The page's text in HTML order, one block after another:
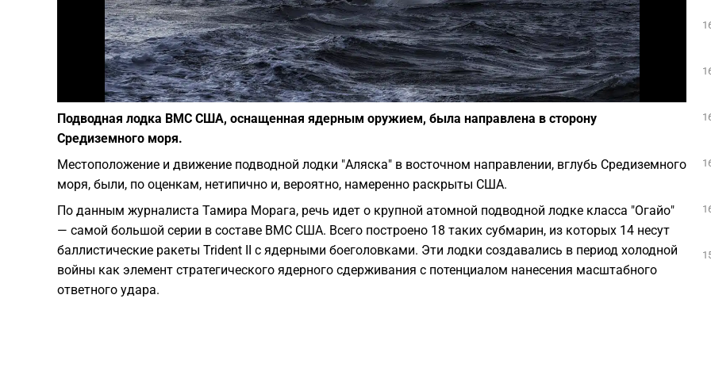
Фото: pixabay.com
Подводная лодка ВМС США, оснащенная ядерным оружием, была направлена в сторону
Средиземного моря.
Местоположение и движение подводной лодки "Аляска" в восточном направлении, вглубь Средиземного
моря, были, по оценкам, нетипично и, вероятно, намеренно раскрыты США.
По данным журналиста Тамира Морага, речь идет о крупной атомной подводной лодке класса "Огайо"
— самой большой серии в составе ВМС США. Всего построено 18 таких субмарин, из которых 14 несут
баллистические ракеты Trident II с ядерными боеголовками. Эти лодки создавались в период холодной
войны как элемент стратегического ядерного сдерживания с потенциалом нанесения масштабного
ответного удара.